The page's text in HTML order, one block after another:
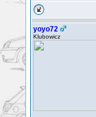
yoyo72
Klubowicz